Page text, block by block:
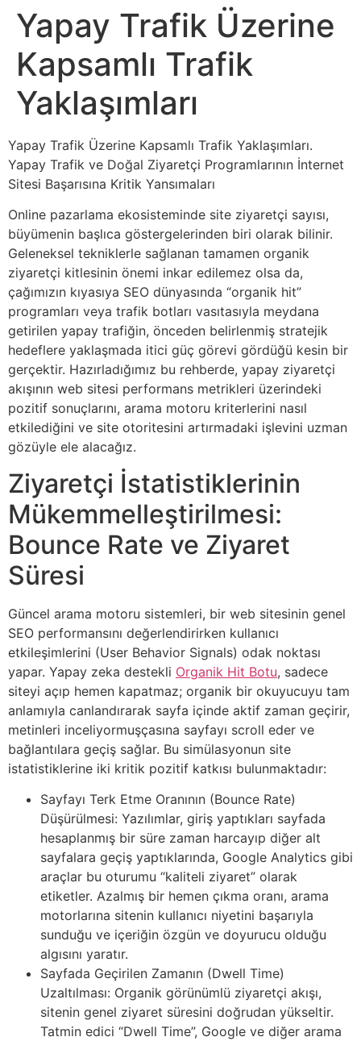
Yapay Trafik Üzerine
Kapsamlı Trafik
Yaklaşımları
Yapay Trafik Üzerine Kapsamlı Trafik Yaklaşımları.
Yapay Trafik ve Doğal Ziyaretçi Programlarının İnternet
Sitesi Başarısına Kritik Yansımaları
Online pazarlama ekosisteminde site ziyaretçi sayısı,
büyümenin başlıca göstergelerinden biri olarak bilinir.
Geleneksel tekniklerle sağlanan tamamen organik
ziyaretçi kitlesinin önemi inkar edilemez olsa da,
çağımızın kıyasıya SEO dünyasında “organik hit”
programları veya trafik botları vasıtasıyla meydana
getirilen yapay trafiğin, önceden belirlenmiş stratejik
hedeflere yaklaşmada itici güç görevi gördüğü kesin bir
gerçektir. Hazırladığımız bu rehberde, yapay ziyaretçi
akışının web sitesi performans metrikleri üzerindeki
pozitif sonuçlarını, arama motoru kriterlerini nasıl
etkilediğini ve site otoritesini artırmadaki işlevini uzman
gözüyle ele alacağız.
Ziyaretçi İstatistiklerinin
Mükemmelleştirilmesi:
Bounce Rate ve Ziyaret
Süresi
Güncel arama motoru sistemleri, bir web sitesinin genel
SEO performansını değerlendirirken kullanıcı
etkileşimlerini (User Behavior Signals) odak noktası
yapar. Yapay zeka destekli Organik Hit Botu, sadece
siteyi açıp hemen kapatmaz; organik bir okuyucuyu tam
anlamıyla canlandırarak sayfa içinde aktif zaman geçirir,
metinleri inceliyormuşçasına sayfayı scroll eder ve
bağlantılara geçiş sağlar. Bu simülasyonun site
istatistiklerine iki kritik pozitif katkısı bulunmaktadır:
Sayfayı Terk Etme Oranının (Bounce Rate)
Düşürülmesi: Yazılımlar, giriş yaptıkları sayfada
hesaplanmış bir süre zaman harcayıp diğer alt
sayfalara geçiş yaptıklarında, Google Analytics gibi
araçlar bu oturumu “kaliteli ziyaret” olarak
etiketler. Azalmış bir hemen çıkma oranı, arama
motorlarına sitenin kullanıcı niyetini başarıyla
sunduğu ve içeriğin özgün ve doyurucu olduğu
algısını yaratır.
Sayfada Geçirilen Zamanın (Dwell Time)
Uzaltılması: Organik görünümlü ziyaretçi akışı,
sitenin genel ziyaret süresini doğrudan yükseltir.
Tatmin edici “Dwell Time”, Google ve diğer arama